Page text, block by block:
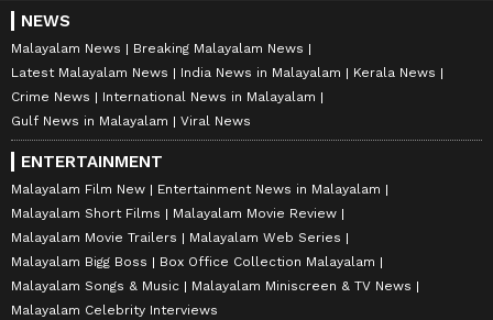
NEWS
Malayalam News
Breaking Malayalam News
Latest Malayalam News
India News in Malayalam
Kerala News
Crime News
International News in Malayalam
Gulf News in Malayalam
Viral News
ENTERTAINMENT
Malayalam Film New
Entertainment News in Malayalam
Malayalam Short Films
Malayalam Movie Review
Malayalam Movie Trailers
Malayalam Web Series
Malayalam Bigg Boss
Box Office Collection Malayalam
Malayalam Songs & Music
Malayalam Miniscreen & TV News
Malayalam Celebrity Interviews